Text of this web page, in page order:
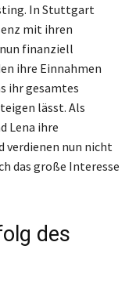
In Stuttgart
mit ihren
finanziell
ihre Einnahmen
ihr gesamtes
lässt. Als
Lena ihre
verdienen nun nicht
das große Interesse
des